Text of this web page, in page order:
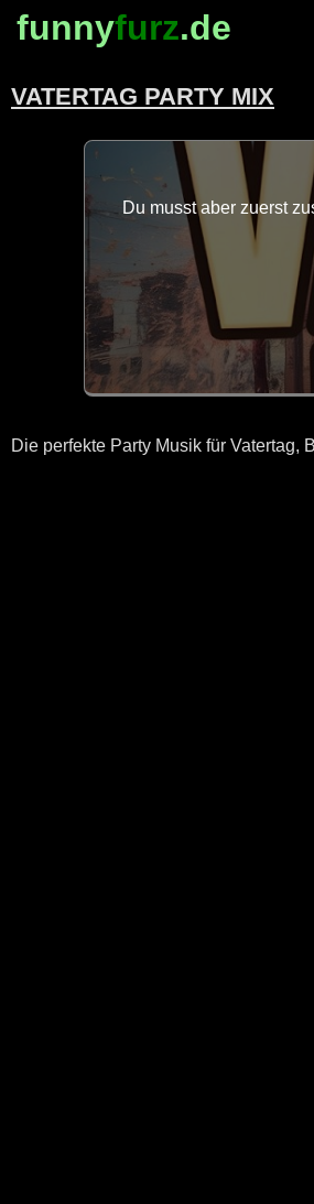
funnyfurz.de
VATERTAG PARTY MIX
Du musst aber zuerst
Die perfekte Party Musik für Vatertag,